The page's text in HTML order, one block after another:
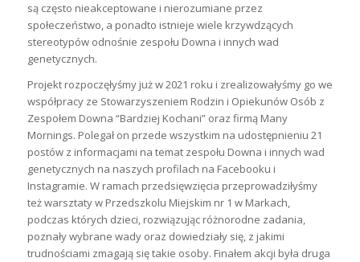
są często nieakceptowane i nierozumiane przez
społeczeństwo, a ponadto istnieje wiele krzywdzących
stereotypów odnośnie zespołu Downa i innych wad
genetycznych.
Projekt rozpoczęłyśmy już w 2021 roku i zrealizowałyśmy go we
współpracy ze Stowarzyszeniem Rodzin i Opiekunów Osób z
Zespołem Downa “Bardziej Kochani” oraz firmą Many
Mornings. Polegał on przede wszystkim na udostępnieniu 21
postów z informacjami na temat zespołu Downa i innych wad
genetycznych na naszych profilach na Facebooku i
Instagramie. W ramach przedsięwzięcia przeprowadziłyśmy
też warsztaty w Przedszkolu Miejskim nr 1 w Markach,
podczas których dzieci, rozwiązując różnorodne zadania,
poznały wybrane wady oraz dowiedziały się, z jakimi
trudnościami zmagają się takie osoby. Finałem akcji była druga